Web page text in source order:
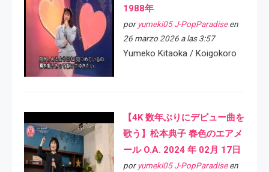
1988年
por yumeki05 J-PopParadiseen
26 marzo 2026 a las 3:57
Yumeko Kitaoka / Koigokoro
【4K 数年ぶりにデビュー曲を
歌う】松本典子 春色のエアメ
ール O.A. 2024 年 02月 17日
por yumeki05 J-PopParadiseen